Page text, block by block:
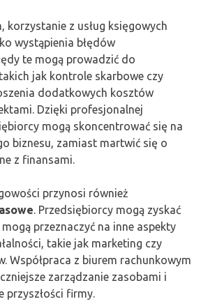
korzystanie z usług księgowych
wystąpienia błędów
te mogą prowadzić do
jak kontrole skarbowe czy
dodatkowych kosztów
Dzięki profesjonalnej
mogą skoncentrować się na
biznesu, zamiast martwić się o
z finansami.
przynosi również
. Przedsiębiorcy mogą zyskać
przeznaczyć na inne aspekty
takie jak marketing czy
Współpraca z biurem rachunkowym
zarządzanie zasobami i
przyszłości firmy.